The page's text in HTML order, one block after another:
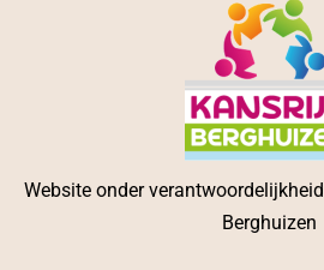
Website onder
Berghuizen